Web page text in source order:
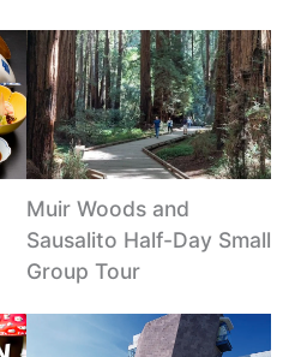
Muir Woods and
Sausalito Half-Day Small
Group Tour